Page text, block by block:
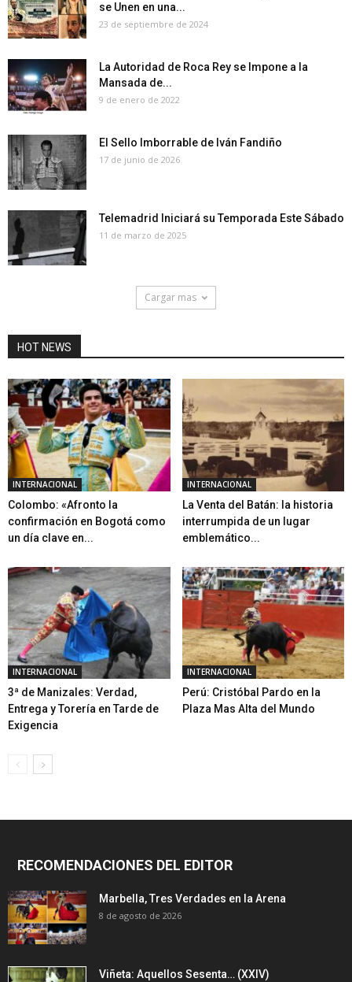
se Unen en una...
23 de septiembre de 2024
La Autoridad de Roca Rey se Impone a la
Mansada de...
9 de enero de 2022
El Sello Imborrable de Iván Fandiño
17 de junio de 2026
Telemadrid Iniciará su Temporada Este Sábado
11 de marzo de 2025
Cargar mas
HOT NEWS
INTERNACIONAL
Colombo: «Afronto la
confirmación en Bogotá como
un día clave en...
INTERNACIONAL
La Venta del Batán: la historia
interrumpida de un lugar
emblemático...
INTERNACIONAL
3ª de Manizales: Verdad,
Entrega y Torería en Tarde de
Exigencia
INTERNACIONAL
Perú: Cristóbal Pardo en la
Plaza Mas Alta del Mundo
RECOMENDACIONES DEL EDITOR
Marbella, Tres Verdades en la Arena
8 de agosto de 2026
Viñeta: Aquellos Sesenta… (XXIV)